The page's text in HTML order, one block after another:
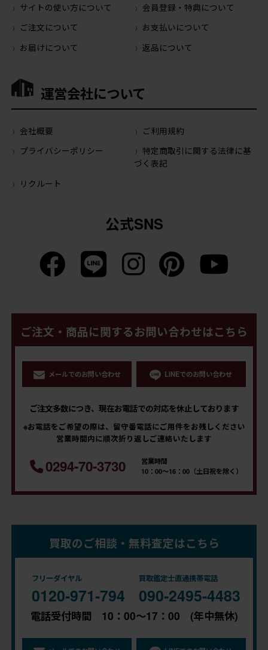
サイトの使い方について
会員登録・特典について
ご注文について
お支払いについて
お届けについて
返品について
運営会社について
会社概要
ご利用規約
プライバシーポリシー
特定商取引に関する法律に基
づく表記
リクルート
公式SNS
ご注文・商品に関するお問い合わせはこちら
メールでのお問い合わせ LINEでのお問い合わせ
ご注文多数につき、現在お電話での対応を休止しております
※お電話をご希望の際は、留守番電話にご用件をお残しください
営業時間内に順次折り返しご連絡いたします
0294-70-3730
営業時間
10：00～16：00（土日祝を除く）
買取のご相談・無料査定はこちら
フリーダイヤル
0120-971-794
買取鑑定士直通携帯電話
090-2495-4483
電話受付時間 10：00～17：00 (年中無休)